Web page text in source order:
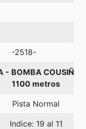
-2518-
BOMBA COUSIÑO
1100 metros
Pista Normal
Indice: 19 al 11